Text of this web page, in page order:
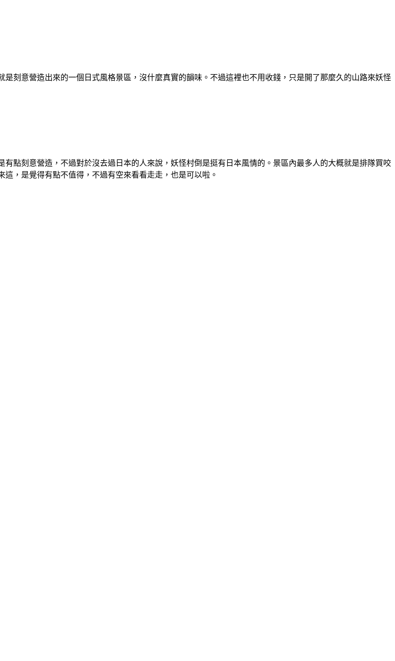
刻意營造出來的一個日式風格景區，沒什麼真實的韻味。不過這裡也不用收錢，只是開了那麼久的山路來妖怪
點刻意營造，不過對於沒去過日本的人來說，妖怪村倒是挺有日本風情的。景區內最多人的大概就是排隊買咬
，是覺得有點不值得，不過有空來看看走走，也是可以啦。